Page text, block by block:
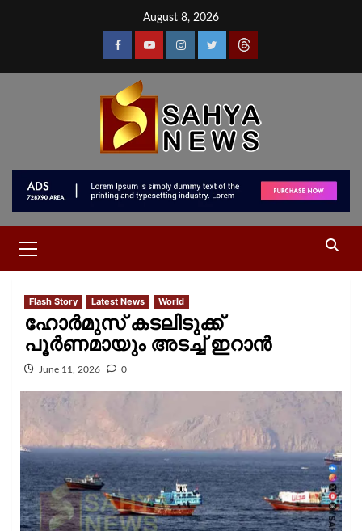
August 8, 2026
Flash Story Latest News World
ഹോര്‍മുസ് കടലിടുക്ക്
പൂർണമായും അടച്ച് ഇറാന്‍
June 11, 2026 0